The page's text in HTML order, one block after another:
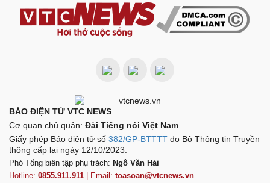
BÁO ĐIỆN TỬ VTC NEWS
Cơ quan chủ quản: Đài Tiếng nói Việt Nam
Giấy phép Báo điện tử số 382/GP-BTTTT do Bộ Thông tin Truyền
thông cấp lại ngày 12/10/2023.
Phó Tổng biên tập phụ trách: Ngô Văn Hải
Hotline: 0855.911.911 | Email: toasoan@vtcnews.vn